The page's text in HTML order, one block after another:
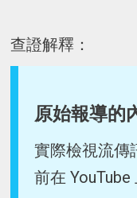
查證解釋：
原始報導的
實際檢視流傳
前在 YouTube